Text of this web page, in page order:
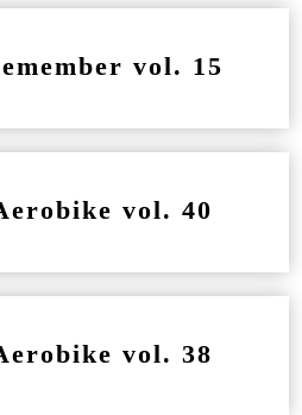
vol. 15
vol. 40
vol. 38